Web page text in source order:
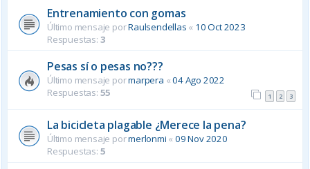
Entrenamiento con gomas
Último mensaje porRaulsendellas « 10 Oct 2023
Respuestas: 3
Pesas sí o pesas no???
Último mensaje pormarpera «04 Ago 2022
Respuestas: 55 1 2 3
La bicicleta plagable ¿Merece la pena?
Último mensaje pormerlonmi «09 Nov 2020
Respuestas: 5